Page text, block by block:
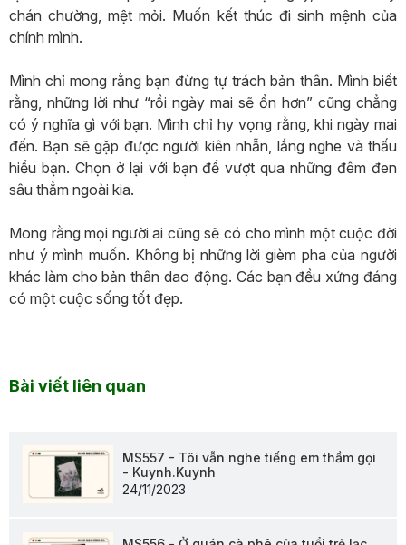
chán chường, mệt mỏi. Muốn kết thúc đi sinh mệnh của
chính mình.
Mình chỉ mong rằng bạn đừng tự trách bản thân. Mình biết
rằng, những lời như “rồi ngày mai sẽ ổn hơn” cũng chẳng
có ý nghĩa gì với bạn. Mình chỉ hy vọng rằng, khi ngày mai
đến. Bạn sẽ gặp được người kiên nhẫn, lắng nghe và thấu
hiểu bạn. Chọn ở lại với bạn để vượt qua những đêm đen
sâu thẳm ngoài kia.
Mong rằng mọi người ai cũng sẽ có cho mình một cuộc đời
như ý mình muốn. Không bị những lời gièm pha của người
khác làm cho bản thân dao động. Các bạn đều xứng đáng
có một cuộc sống tốt đẹp.
Bài viết liên quan
MS557 - Tôi vẫn nghe tiếng em thầm gọi
- Kuynh.Kuynh
24/11/2023